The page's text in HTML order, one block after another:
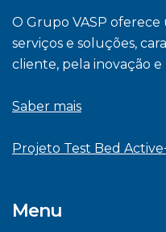
O Grupo VASP
serviços e soluções,
cliente, pela inovação
Saber mais
Projeto Test Bed
Menu